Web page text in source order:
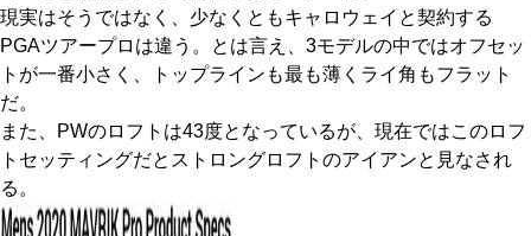
現実はそうではなく、少なくともキャロウェイと契約する
PGAツアープロは違う。とは言え、3モデルの中ではオフセッ
トが一番小さく、トップラインも最も薄くライ角もフラット
だ。
また、PWのロフトは43度となっているが、現在ではこのロフ
トセッティングだとストロングロフトのアイアンと見なされ
る。